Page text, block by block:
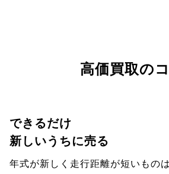
高価買取の
できるだけ
新しいうちに売る
年式が新しく走行距離が短いもの